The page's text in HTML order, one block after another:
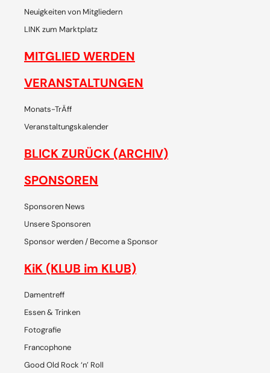
Neuigkeiten von Mitgliedern
LINK zum Marktplatz
MITGLIED WERDEN
VERANSTALTUNGEN
Monats-TrÄff
Veranstaltungskalender
BLICK ZURÜCK (ARCHIV)
SPONSOREN
Sponsoren News
Unsere Sponsoren
Sponsor werden / Become a Sponsor
KiK (KLUB im KLUB)
Damentreff
Essen & Trinken
Fotografie
Francophone
Good Old Rock ‘n’ Roll